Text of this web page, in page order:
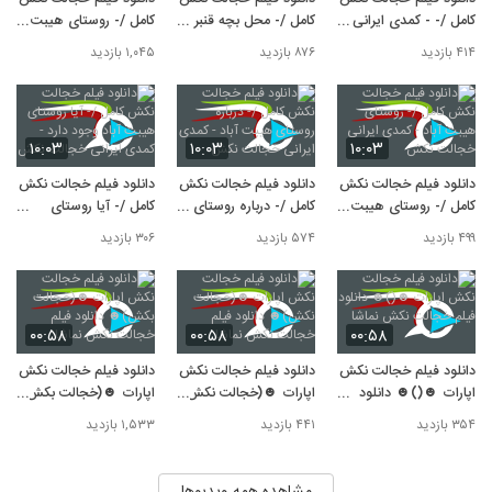
9 [480p,HD] + کامل خجالت نکش با لینک
مستقیم
۵۲۶ بازدید
10
دانلود فیلم خجالت نکش اپارات ☻(خجالت
نکش بچه درست کن)☻ دانلود فیلم خجالت
نکش نماشا
۵۰۷ بازدید
کامل /- - کمدی ایرانی
خجالت نکش
۴۱۴ بازدید
کامل /- محل بچه قنبر
اینجاس - کمدی ایرانی
خجالت نکش
۸۷۶ بازدید
کامل /- روستای هیبت
آباد کجاست - کمدی
ایرانی خجالت نکش
۱,۰۴۵ بازدید
۱۰:۰۳
دانلود فیلم خجالت نکش
کامل /- روستای هیبت
آباد - کمدی ایرانی
خجالت نکش
۴۹۹ بازدید
۱۰:۰۳
دانلود فیلم خجالت نکش
کامل /- درباره روستای
هیبت آباد - کمدی ایرانی
خجالت نکش
۵۷۴ بازدید
۱۰:۰۳
دانلود فیلم خجالت نکش
کامل /- آیا روستای
هیبت آباد وجود دارد -
کمدی ایرانی خجالت
نکش
۳۰۶ بازدید
۰۰:۵۸
دانلود فیلم خجالت نکش
اپارات ☻()☻ دانلود
فیلم خجالت نکش نماشا
۳۵۴ بازدید
۰۰:۵۸
دانلود فیلم خجالت نکش
اپارات ☻(خجالت نکش)
☻ دانلود فیلم خجالت
نکش نماشا
۴۴۱ بازدید
۰۰:۵۸
دانلود فیلم خجالت نکش
اپارات ☻(خجالت بکش)
☻ دانلود فیلم خجالت
نکش نماشا
۱,۵۳۳ بازدید